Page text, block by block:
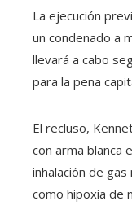
La ejecución
un condenado a
llevará a cabo
para la pena
El recluso,
con arma blanca
inhalación de
como hipoxia de